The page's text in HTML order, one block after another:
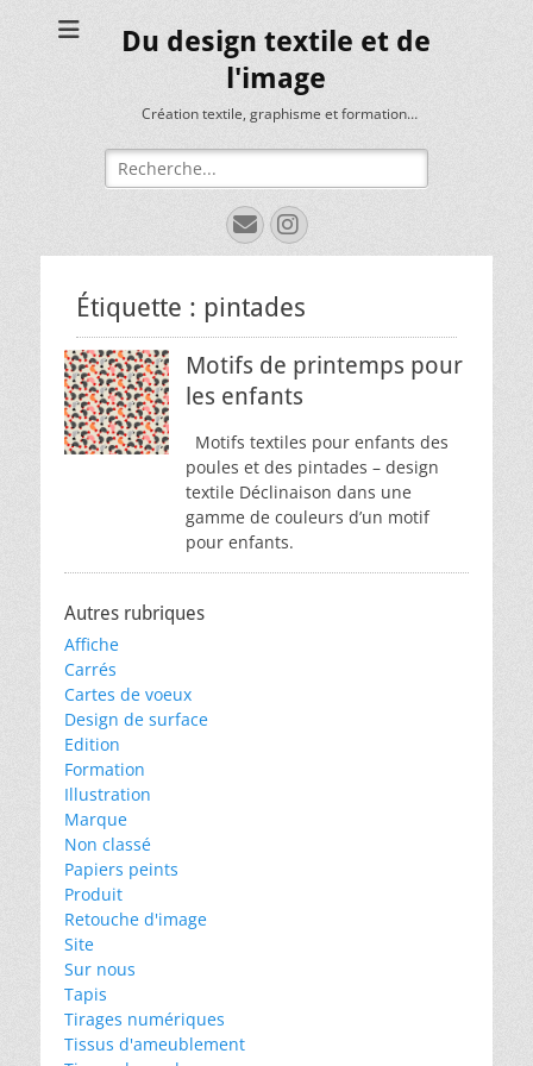
Du design textile et de
l'image
Création textile, graphisme et formation…
Rechercher :
E-
mail
Instagram
Étiquette : pintades
Motifs de printemps pour
les enfants
Motifs textiles pour enfants des
poules et des pintades – design
textile Déclinaison dans une
gamme de couleurs d’un motif
pour enfants.
Autres rubriques
Affiche
Carrés
Cartes de voeux
Design de surface
Edition
Formation
Illustration
Marque
Non classé
Papiers peints
Produit
Retouche d'image
Site
Sur nous
Tapis
Tirages numériques
Tissus d'ameublement